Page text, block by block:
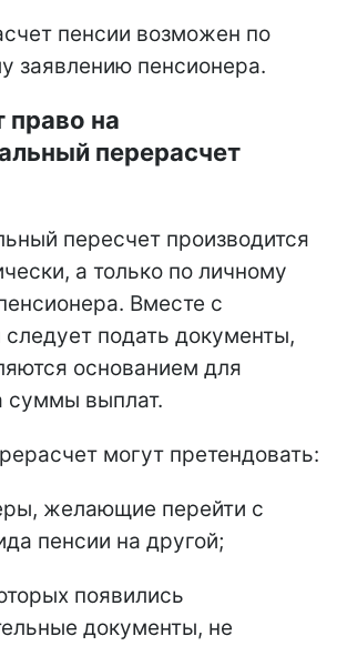
пенсии возможен по
заявлению пенсионера.
право на
перерасчет
пересчет производится
а только по личному
Вместе с
следует подать документы,
основанием для
суммы выплат.
могут претендовать:
желающие перейти с
пенсии на другой;
появились
документы, не